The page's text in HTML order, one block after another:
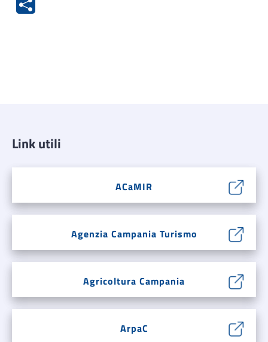
Link utili
ACaMIR
Agenzia Campania Turismo
Agricoltura Campania
ArpaC